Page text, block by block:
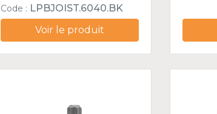
Code : LPBJOIST.6040.BK
Voir le produit